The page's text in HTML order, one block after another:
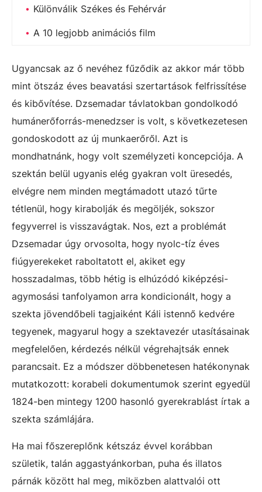
Különválik Székes és Fehérvár
A 10 legjobb animációs film
Ugyancsak az ő nevéhez fűződik az akkor már több
mint ötszáz éves beavatási szertartások felfrissítése
és kibővítése. Dzsemadar távlatokban gondolkodó
humánerőforrás-menedzser is volt, s következetesen
gondoskodott az új munkaerőről. Azt is
mondhatnánk, hogy volt személyzeti koncepciója. A
szektán belül ugyanis elég gyakran volt üresedés,
elvégre nem minden megtámadott utazó tűrte
tétlenül, hogy kirabolják és megöljék, sokszor
fegyverrel is visszavágtak. Nos, ezt a problémát
Dzsemadar úgy orvosolta, hogy nyolc-tíz éves
fiúgyerekeket raboltatott el, akiket egy
hosszadalmas, több hétig is elhúzódó kiképzési-
agymosási tanfolyamon arra kondicionált, hogy a
szekta jövendőbeli tagjaiként Káli istennő kedvére
tegyenek, magyarul hogy a szektavezér utasításainak
megfelelően, kérdezés nélkül végrehajtsák ennek
parancsait. Ez a módszer döbbenetesen hatékonynak
mutatkozott: korabeli dokumentumok szerint egyedül
1824-ben mintegy 1200 hasonló gyerekrablást írtak a
szekta számlájára.
Ha mai főszereplőnk kétszáz évvel korábban
születik, talán aggastyánkorban, puha és illatos
párnák között hal meg, miközben alattvalói ott